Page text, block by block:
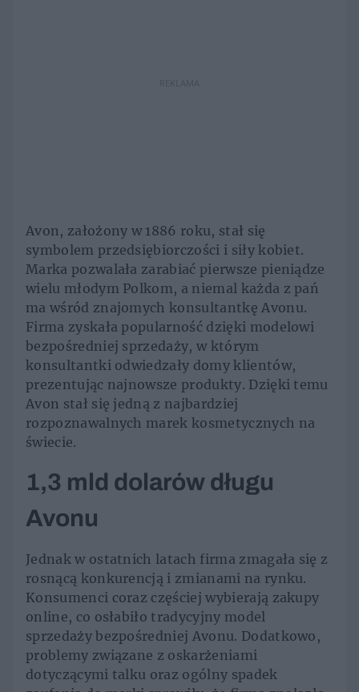
REKLAMA
Avon, założony w 1886 roku, stał się
symbolem przedsiębiorczości i siły kobiet.
Marka pozwalała zarabiać pierwsze pieniądze
wielu młodym Polkom, a niemal każda z pań
ma wśród znajomych konsultantkę Avonu.
Firma zyskała popularność dzięki modelowi
bezpośredniej sprzedaży, w którym
konsultantki odwiedzały domy klientów,
prezentując najnowsze produkty. Dzięki temu
Avon stał się jedną z najbardziej
rozpoznawalnych marek kosmetycznych na
świecie.
1,3 mld dolarów długu
Avonu
Jednak w ostatnich latach firma zmagała się z
rosnącą konkurencją i zmianami na rynku.
Konsumenci coraz częściej wybierają zakupy
online, co osłabiło tradycyjny model
sprzedaży bezpośredniej Avonu. Dodatkowo,
problemy związane z oskarżeniami
dotyczącymi talku oraz ogólny spadek